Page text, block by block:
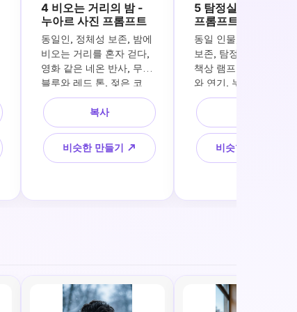
4 비오는 거리의 밤 -
누아르 사진 프롬프트
동일인, 정체성 보존, 밤에
비오는 거리를 혼자 걷다,
영화 같은 네온 반사, 무디
블루와 레드 톤, 젖은 코
트, 감성적인 사실감, 강한
보케 조명, 영화 스타일의
초상화 구성, 사실적인 날
씨 디테일
복사
비슷한 만들기 ↗
5 탐정실 - 필름 누
프롬프트
동일 인물, 얼굴 이목구
보존, 탐정실에 앉아 있
책상 램프 빛, 배경에
와 연기, 누아르에서 영
을 받은 영화 초상화,
하지만 날카로운 표정,
실적인 피부, 극적인 절
된 조명, 클래식 영화
룩
비슷한 만들기 ↗